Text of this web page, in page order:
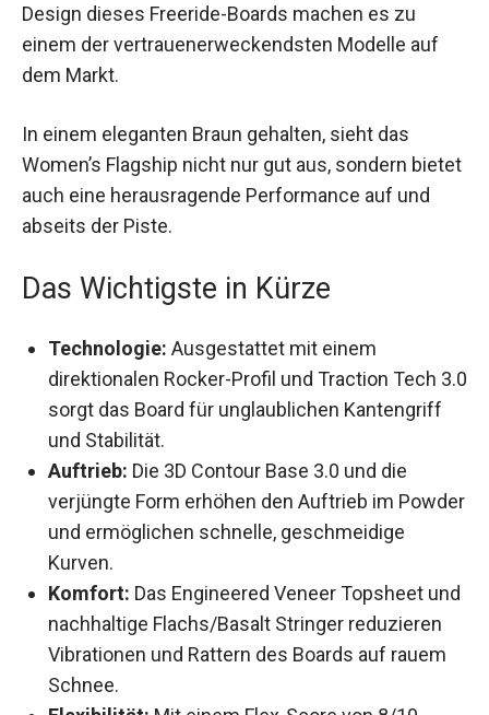
machen es zu einem der
vertrauenerweckendsten Modelle auf dem Markt.
Women’s Flagship nicht nur gut aus, sondern
bietet auch eine herausragende Performance auf
und abseits der Piste.
direktionalen Rocker-Profil und Traction Tech
3.0 sorgt das Board für unglaublichen
Kantengriff und Stabilität.
Auftrieb: Die 3D Contour Base 3.0 und die
verjüngte Form erhöhen den Auftrieb im
Powder und ermöglichen schnelle,
geschmeidige Kurven.
Komfort:
und nachhaltige Flachs/Basalt Stringer
reduzieren Vibrationen und Rattern des
Boards auf rauem Schnee.
Flexibilität: